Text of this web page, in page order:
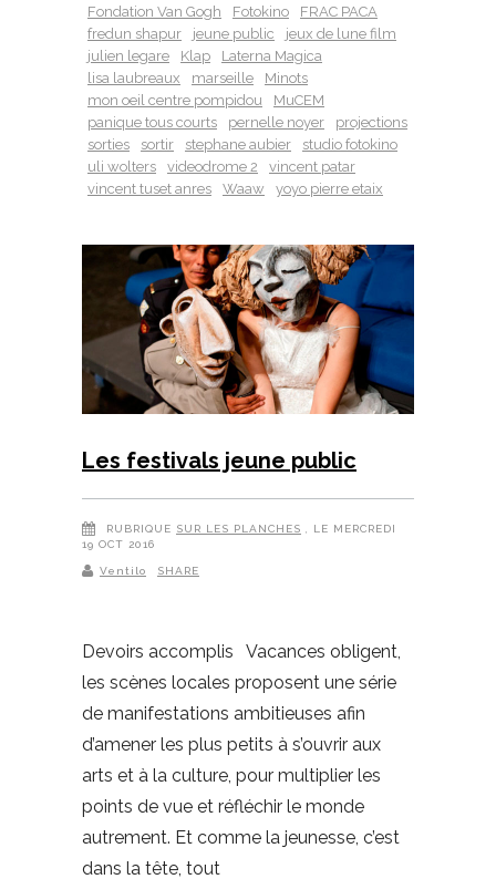
Fondation Van Gogh
Fotokino
FRAC PACA
fredun shapur
jeune public
jeux de lune film
julien legare
Klap
Laterna Magica
lisa laubreaux
marseille
Minots
mon oeil centre pompidou
MuCEM
panique tous courts
pernelle noyer
projections
sorties
sortir stephane aubier
studio fotokino
uli wolters
videodrome 2
vincent patar
vincent tuset anres
Waaw yoyo pierre etaix
Les festivals jeune public
RUBRIQUE SUR LES PLANCHES
, LE MERCREDI
19 OCT 2016
Ventilo SHARE
Devoirs accomplis Vacances obligent,
les scènes locales proposent une série
de manifestations ambitieuses afin
d’amener les plus petits à s’ouvrir aux
arts et à la culture, pour multiplier les
points de vue et réfléchir le monde
autrement. Et comme la jeunesse, c’est
dans la tête, tout